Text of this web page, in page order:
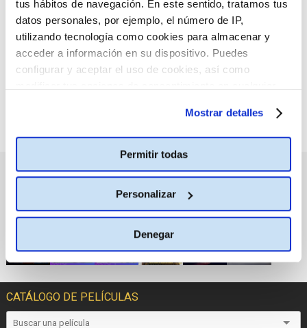
tus hábitos de navegación. En este sentido, tratamos tus
datos personales, por ejemplo, el número de IP,
utilizando tecnología como cookies para almacenar y
acceder a información en su dispositivo. Puedes
configurar y aceptar el uso de cookies, así como
Mostrar detalles
Permitir todas
Personalizar
Denegar
:(
No hay películas con el
criterio de búsqueda
seleccionado.
PRÓXIMOS ESTRENOS
CATÁLOGO DE PELÍCULAS